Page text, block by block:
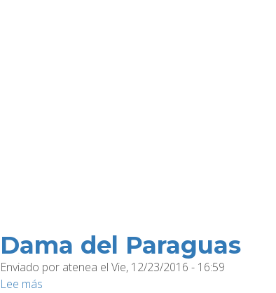
Dama del Paraguas
Enviado por atenea el Vie, 12/23/2016 - 16:59
Lee más